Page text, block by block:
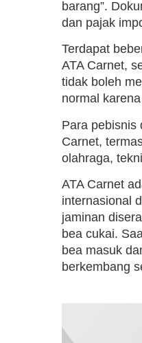
barang”.
dan pajak
Terdapat
ATA Carnet,
tidak boleh
normal
Para pebisnis
Carnet,
olahraga,
ATA Carnet
internasional
jaminan
bea cukai.
bea masuk
berkembang